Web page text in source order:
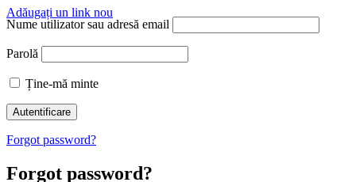
Adăugați un link nou
Nume utilizator sau adresă email
Parolă
Ține-mă minte
Forgot password?
Forgot password?